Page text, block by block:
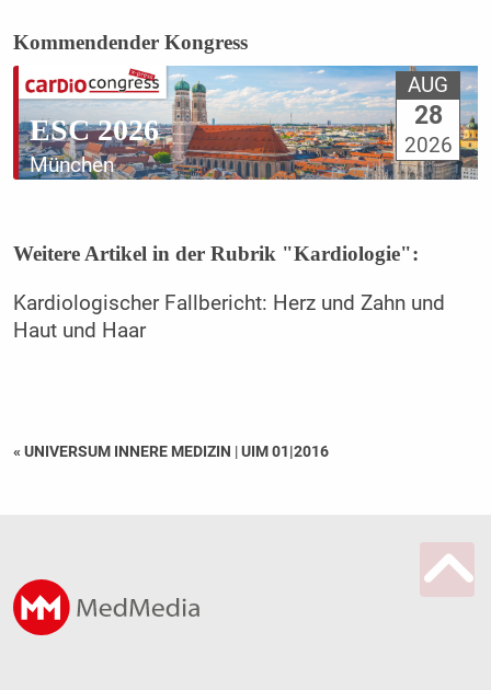
Kommendender Kongress
ESC 2026
München
AUG
28
2026
Weitere Artikel in der Rubrik "Kardiologie":
Kardiologischer Fallbericht: Herz und Zahn und
Haut und Haar
« UNIVERSUM INNERE MEDIZIN |UIM 01|2016